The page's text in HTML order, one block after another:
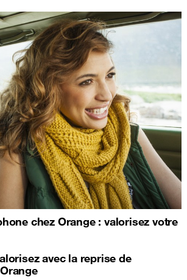
chez Orange : valorisez votre
avec la reprise de